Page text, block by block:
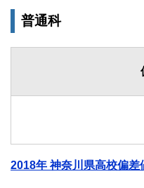
普通科
2018年 神奈川県高校偏差